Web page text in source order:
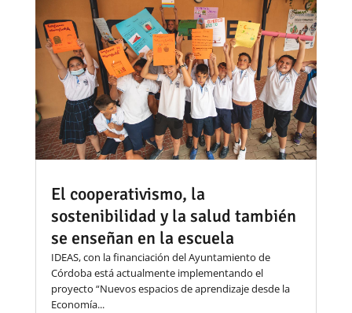
El cooperativismo, la
sostenibilidad y la salud también
se enseñan en la escuela
IDEAS, con la financiación del Ayuntamiento de
Córdoba está actualmente implementando el
proyecto “Nuevos espacios de aprendizaje desde la
Economía...